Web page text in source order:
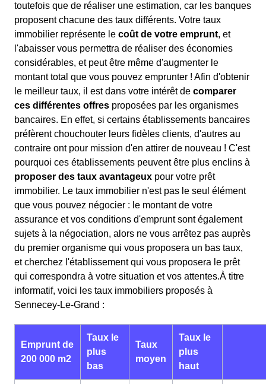
toutefois que de réaliser une estimation, car les banques
proposent chacune des taux différents. Votre taux
immobilier représente le coût de votre emprunt, et
l'abaisser vous permettra de réaliser des économies
considérables, et peut être même d'augmenter le
montant total que vous pouvez emprunter ! Afin d'obtenir
le meilleur taux, il est dans votre intérêt de comparer
ces différentes offres proposées par les organismes
bancaires. En effet, si certains établissements bancaires
préfèrent chouchouter leurs fidèles clients, d'autres au
contraire ont pour mission d'en attirer de nouveau ! C'est
pourquoi ces établissements peuvent être plus enclins à
proposer des taux avantageux pour votre prêt
immobilier. Le taux immobilier n'est pas le seul élément
que vous pouvez négocier : le montant de votre
assurance et vos conditions d'emprunt sont également
sujets à la négociation, alors ne vous arrêtez pas auprès
du premier organisme qui vous proposera un bas taux,
et cherchez l'établissement qui vous proposera le prêt
qui correspondra à votre situation et vos attentes.À titre
informatif, voici les taux immobiliers proposés à
Sennecey-Le-Grand :
Emprunt de
200 000 m2
Taux le
plus
bas
Taux
moyen
Taux le
plus
haut